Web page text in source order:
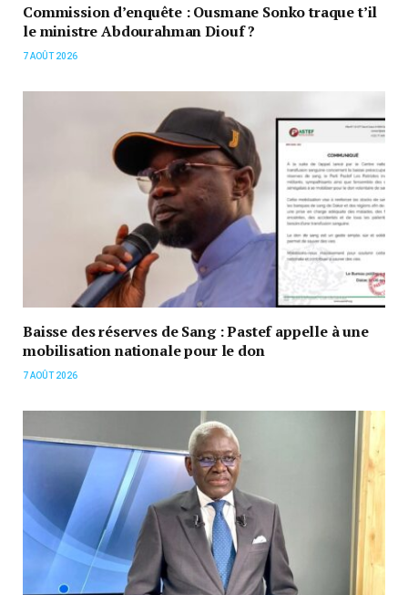
Commission d’enquête : Ousmane Sonko traque t’il
le ministre Abdourahman Diouf ?
7 AOÛT 2026
Baisse des réserves de Sang : Pastef appelle à une
mobilisation nationale pour le don
7 AOÛT 2026